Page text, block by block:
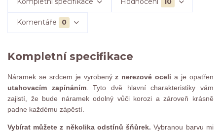
Komentáře 0
Kompletní specifikace
Náramek se srdcem je vyrobenýz nerezové oceli a je opatřen
utahovacím zapínáním. Tyto dvě hlavní charakteristiky vám
zajistí, že bude náramek odolný vůči korozi a zároveň krásně
padne každému zápěstí.
Vybírat můžete z několika odstínů šňůrek. Vybranou barvu mi